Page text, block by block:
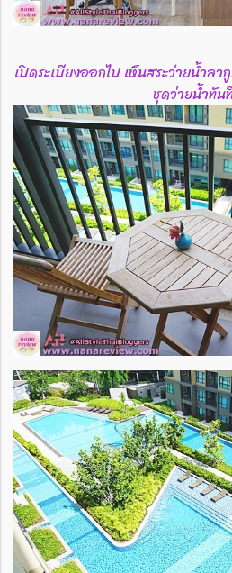
เปิดระเบียงออกไป เห็นสระว่ายน้ำลา
ชุดว่ายน้ำทัน